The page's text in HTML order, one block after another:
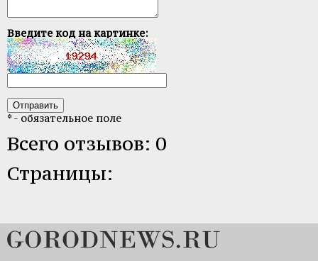
Введите код на картинке:
* - обязательное поле
Всего отзывов: 0
Страницы: